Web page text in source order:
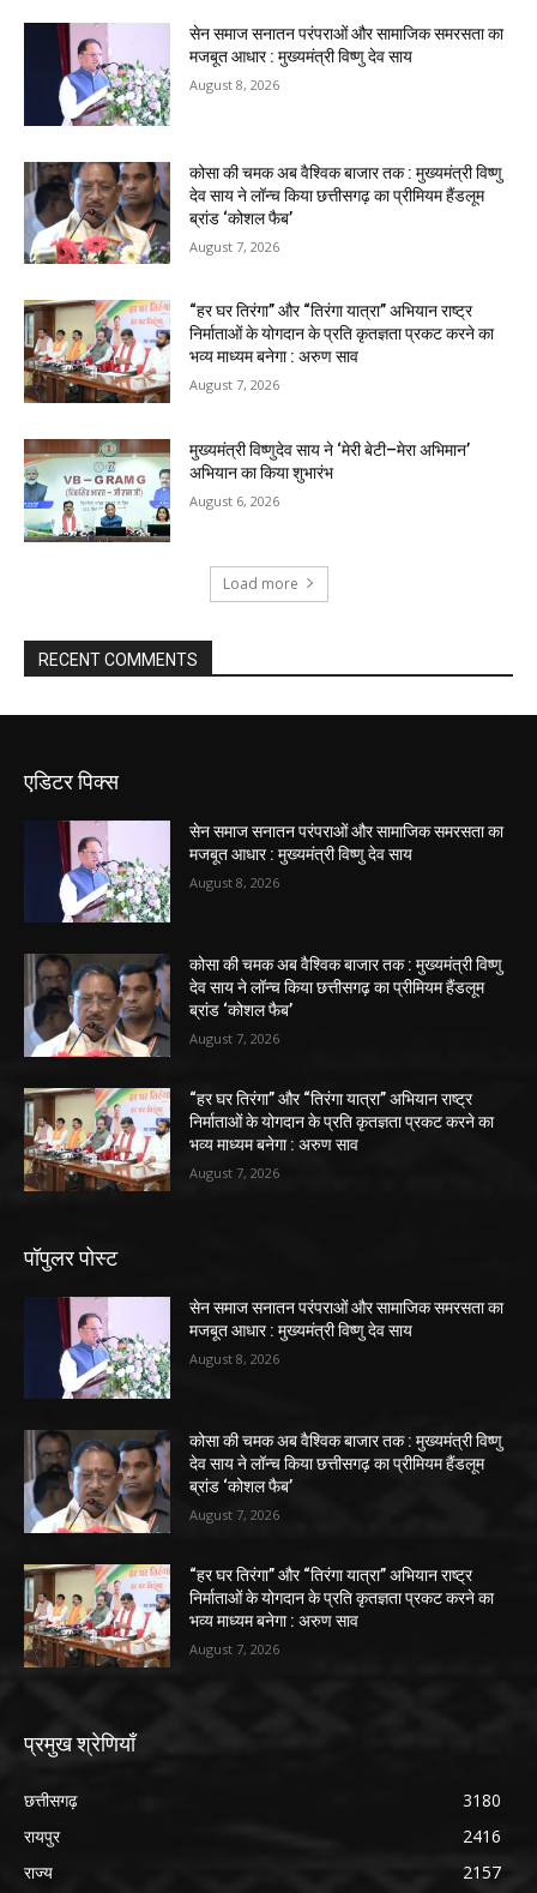
सेन समाज सनातन परंपराओं और सामाजिक समरसता का
मजबूत आधार : मुख्यमंत्री विष्णु देव साय
August 8, 2026
कोसा की चमक अब वैश्विक बाजार तक : मुख्यमंत्री विष्णु
देव साय ने लॉन्च किया छत्तीसगढ़ का प्रीमियम हैंडलूम
ब्रांड ‘कोशल फैब’
August 7, 2026
“हर घर तिरंगा” और “तिरंगा यात्रा” अभियान राष्ट्र
निर्माताओं के योगदान के प्रति कृतज्ञता प्रकट करने का
भव्य माध्यम बनेगा : अरुण साव
August 7, 2026
मुख्यमंत्री विष्णुदेव साय ने ‘मेरी बेटी–मेरा अभिमान’
अभियान का किया शुभारंभ
August 6, 2026
Load more
RECENT COMMENTS
एडिटर पिक्स
सेन समाज सनातन परंपराओं और सामाजिक समरसता का
मजबूत आधार : मुख्यमंत्री विष्णु देव साय
August 8, 2026
कोसा की चमक अब वैश्विक बाजार तक : मुख्यमंत्री विष्णु
देव साय ने लॉन्च किया छत्तीसगढ़ का प्रीमियम हैंडलूम
ब्रांड ‘कोशल फैब’
August 7, 2026
“हर घर तिरंगा” और “तिरंगा यात्रा” अभियान राष्ट्र
निर्माताओं के योगदान के प्रति कृतज्ञता प्रकट करने का
भव्य माध्यम बनेगा : अरुण साव
August 7, 2026
पॉपुलर पोस्ट
सेन समाज सनातन परंपराओं और सामाजिक समरसता का
मजबूत आधार : मुख्यमंत्री विष्णु देव साय
August 8, 2026
कोसा की चमक अब वैश्विक बाजार तक : मुख्यमंत्री विष्णु
देव साय ने लॉन्च किया छत्तीसगढ़ का प्रीमियम हैंडलूम
ब्रांड ‘कोशल फैब’
August 7, 2026
“हर घर तिरंगा” और “तिरंगा यात्रा” अभियान राष्ट्र
निर्माताओं के योगदान के प्रति कृतज्ञता प्रकट करने का
भव्य माध्यम बनेगा : अरुण साव
August 7, 2026
प्रमुख श्रेणियाँ
छत्तीसगढ़
3180
रायपुर
2416
राज्य
2157